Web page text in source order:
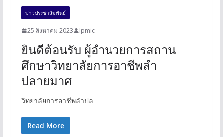
ข่าวประชาสัมพันธ์
25 สิงหาคม 2023 lpmic
ยินดีต้อนรับ ผู้อำนวยการสถาน
ศึกษาวิทยาลัยการอาชีพลำ
ปลายมาศ
วิทยาลัยการอาชีพลำปล
Read More